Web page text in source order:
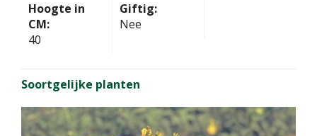
Hoogte in
CM:
40
Giftig:
Nee
Soortgelijke planten